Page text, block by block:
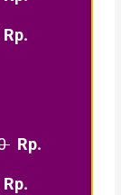
Rp.
Rp.
Rp.